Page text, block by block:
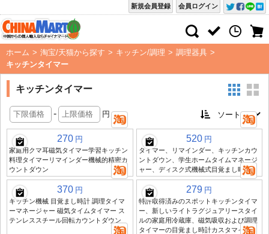
会員ログイン
新規会員登録
ホーム > 淘宝/天猫から探す > キッチン/調理 > 調理器具 >
キッチンタイマー
キッチンタイマー
- 円
270 円
家庭用クマ耳磁気タイマー学習キッチン
料理タイマーリマインダー機械的精密カ
ウントダウン
520 円
タイマー、リマインダー、キッチンカウ
ントダウン、学生ホームタイムマネージ
ャー、ディスク式機械式目覚まし時計
370 円
キッチン機械 目覚まし時計 調理タイマ
ーマネージャー 磁気タイムタイマー ス
テンレススチール回転カウントダウン
279 円
特許取得済みのスポットキッチンタイマ
ー、新しいライトラグジュアリースタイ
ルの家庭用冷蔵庫、磁気吸収および調理
タイマーの目覚まし時計カスタマイズ